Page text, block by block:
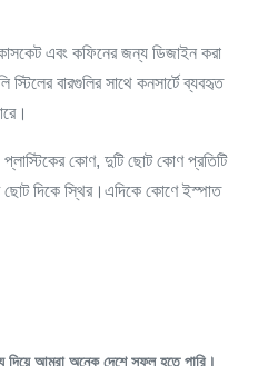
কাসকেট এবং কফিনের জন্য ডিজাইন করা
বারগুলির সাথে কনসার্টে ব্যবহৃত
প্লাস্টিকের কোণ, দুটি ছোট কোণ প্রতিটি
ছোট দিকে স্থির।এদিকে কোণে ইস্পাত
দিয়ে আমরা অনেক দেশে সফল হতে পারি।